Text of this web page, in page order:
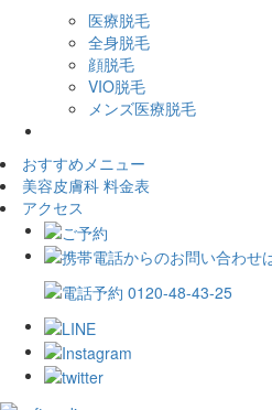
医療脱毛
全身脱毛
顔脱毛
VIO脱毛
メンズ医療脱毛
おすすめメニュー
美容皮膚科 料金表
アクセス